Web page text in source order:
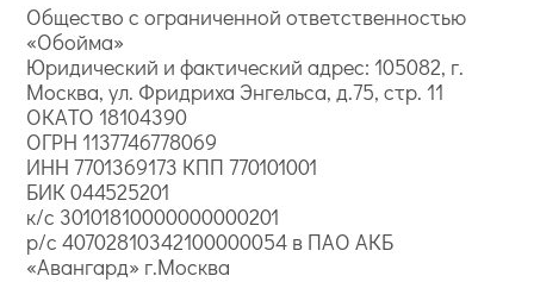
Общество с ограниченной ответственностью
«Обойма»
Юридический и фактический адрес: 105082, г.
Москва, ул. Фридриха Энгельса, д.75, стр. 11
ОКАТО 18104390
ОГРН 1137746778069
ИНН 7701369173 КПП 770101001
БИК 044525201
к/с 30101810000000000201
р/с 40702810342100000054 в ПАО АКБ
«Авангард» г.Москва